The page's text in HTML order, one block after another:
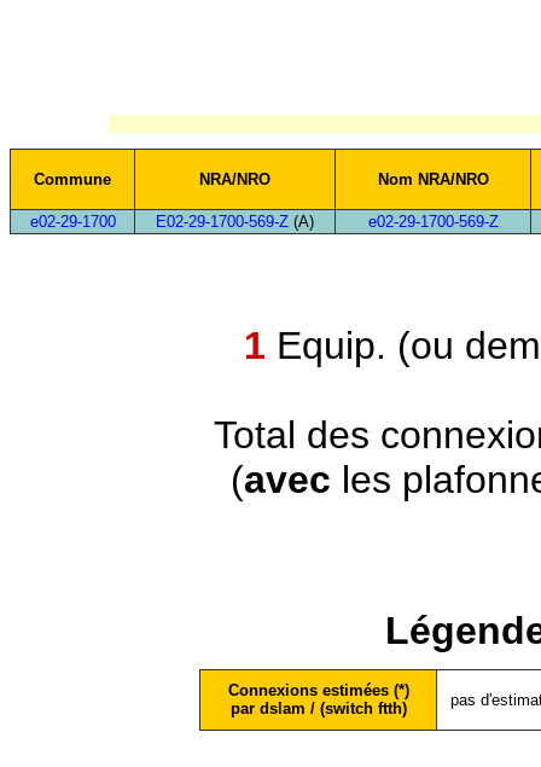
Commune NRA/NRO Nom NRA/NRO
e02-29-1700 E02-29-1700-569-Z (A) e02-29-1700-569-Z
1 Equip. (ou
Total des
(avec les
Connexions estimées (*)
par dslam / (switch ftth)
pas